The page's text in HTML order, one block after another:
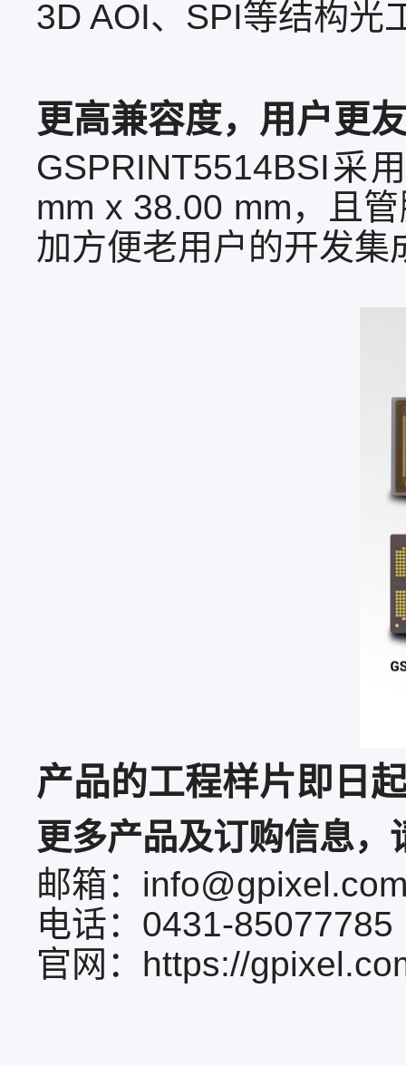
3D AOI、SPI等结构光
更高兼容度，用户更
GSPRINT5514BSI采
mm x 38.00 mm，且
加方便老用户的开发
产品的工程样片即日
更多产品及订购信息
邮箱：
电话：0431-
官网：https://